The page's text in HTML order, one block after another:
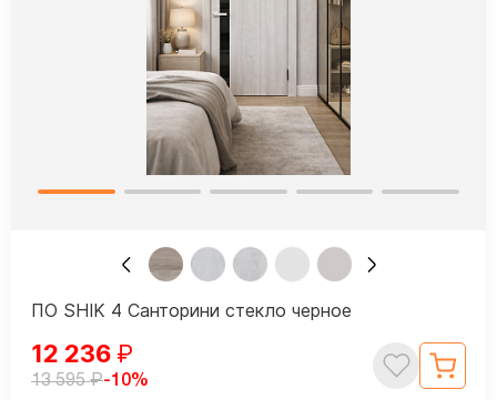
ПО SHIK 4 Санторини стекло черное
12 236 ₽
13 595₽-10%